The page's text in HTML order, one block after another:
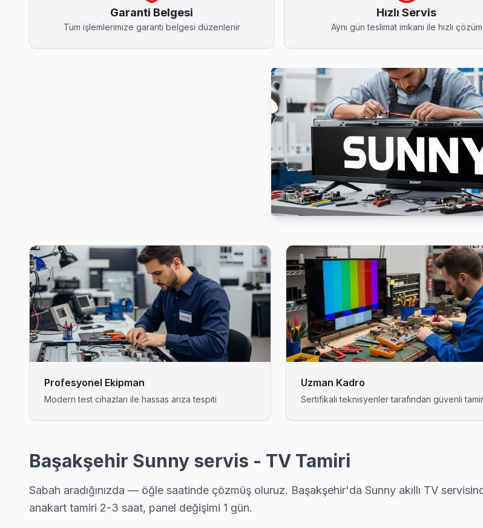
Bahçeşehir 1. Kısım Sunny Servis
Sunny TV'niz Bahçeşehir 1. Kısım'de arıza yaptıysa taşımanıza gerek yok — teknik ekibimiz Bahçeşehir 1. Kısım
Bahçeşehir 2. Kısım semtindeki Sunny TV sorunları için kapıya kadar servis. Panel tamiri, anakart onarımı ve
Başakşehir'da Başak mahallesi için Sunny TV fiyat teklifi almak istiyorsanız arıza fotoğrafını WhatsApp'tan
Başakşehir TV Servis Merkezi →
Güvercintepe Sunny Servis
Güvercintepe'deki Sunny TV sahiplerinin yüzde sekseni tamir için bizi seçiyor çünkü Başakşehir genelinde 6 ay
Başakşehir TV Servis Merkezi →
Kayabaşı Sunny Servis
Başakşehir'da Kayabaşı mahallesi Sunny TV servisi için kapıya kadar ücretsiz teşhis yapıyoruz; tamir yapılmazsa
Kayabaşı Sunny Açılmıyor Arıza →
Şahintepe Sunny Servis
Şahintepe semtindeki Sunny TV sorunları için kapıya kadar servis. Panel tamiri, anakart onarımı ve yazılım
Başakşehir Sunny Servis →
Garanti Belgesi
Tüm işlemlerimize garanti belgesi düzenlenir
Hızlı Servis
Aynı gün teslimat imkanı ile hızlı çözüm
Profesyonel Ekipman
Modern test cihazları ile hassas arıza tespiti
Uzman Kadro
Sertifikalı teknisyenler tarafından güvenli tamir
Başakşehir Sunny servis - TV Tamiri
Sabah aradığınızda — öğle saatinde çözmüş oluruz. Başakşehir'da Sunny akıllı TV
anakart tamiri 2-3 saat, panel değişimi 1 gün.